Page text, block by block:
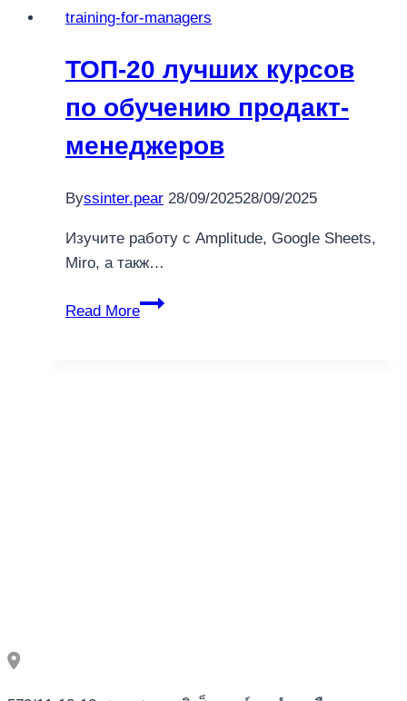
обучение
product
с
нуля
трудоустройства
онлайн-
школе
training-for-managers
ТОП-20 лучших курсов
по обучению продакт-
менеджеров
Byssinter.pear 28/09/202528/09/2025
Изучите работу с Amplitude, Google Sheets,
Miro, а такж…
Read More
ТОП-20